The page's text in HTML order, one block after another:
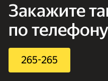
Закажите
по
265-265